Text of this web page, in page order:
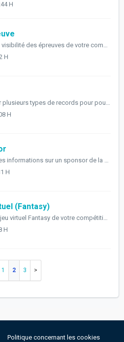
H
Masquer ou modifier la visibilité des épreuves de votre compétition via le menu à gauche, Compétitions → Visibilité de l'épreuve. Il vous sera ici p...
H
Il est possible d'ajouter plusieurs types de records pour pour votre compétition dans le menu Records initiaux à gauche de la page. Ce guide est com...
H
Vous pouvez ajouter des informations sur un sponsor de la compétition lors de sa création ou lorsque vous souhaitez modifier une compétition existante (en ...
H
(Fantasy)
Vous pouvez activer le jeu virtuel Fantasy de votre compétition dans la section Extras du menu Détails. Ceci peut être fait en créant une nouvelle compétiti...
H
1 2 3
Politique concernant les cookies